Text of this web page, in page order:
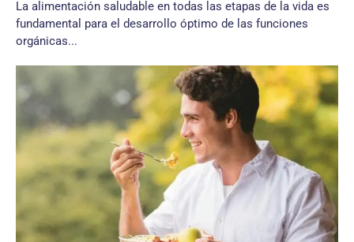
La alimentación saludable en todas las etapas de la vida es
fundamental para el desarrollo óptimo de las funciones
orgánicas...